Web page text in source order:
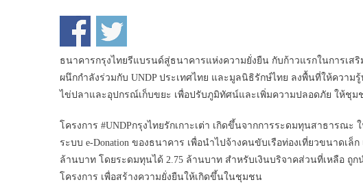
ธนาคารกรุงไทยรีแบรนด์สู่ธนาคารแห่งความยั่งยืน กับก้าวแรกในการเส
ผนึกกำลังร่วมกับ UNDP ประเทศไทย และมูลนิธิรักษ์ไทย ลงพื้นที่ให้ควา
ไข่ปลาและอุปกรณ์เก็บขยะ เพื่อปรับภูมิทัศน์และเพิ่มความปลอดภัย ให้ชุม
โครงการ #UNDPกรุงไทยรักเกาะเต่า เกิดขึ้นจากการระดมทุนสาธารณะ
ระบบ e-Donation ของธนาคาร เพื่อนำไปจ้างคนขับเรือท่องเที่ยวขนาดเล็
ล้านบาท โดยระดมทุนได้ 2.75 ล้านบาท สำหรับเงินบริจาคส่วนที่เหลือ ถู
โครงการ เพื่อสร้างความยั่งยืนให้เกิดขึ้นในชุมชน